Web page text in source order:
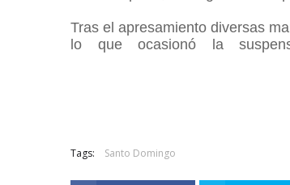
Tras el apresamiento diversas
lo que ocasionó la
Tags: Santo Domingo